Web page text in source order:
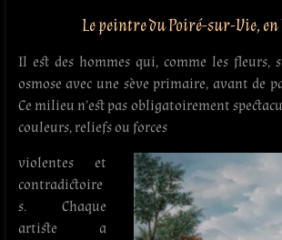
Le peintre du Poiré-sur-Vie, en
Il est des hommes qui, comme les fleurs,
osmose avec une sève primaire, avant de
Ce milieu n’est pas obligatoirement
couleurs, reliefs ou forces
violentes et
contradictoire
s. Chaque
artiste a